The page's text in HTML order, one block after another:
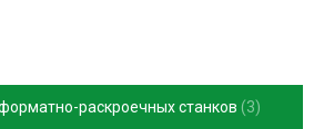
раскроечных станков 3